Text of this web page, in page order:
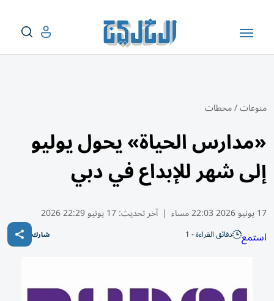
منوعات/محطات
«مدارس الحياة» يحول يوليو
إلى شهر للإبداع في دبي
17 يونيو 2026 22:03 مساء | آخر تحديث:17 يونيو 22:29 2026
استمع دقائق القراءة - 1 شارك